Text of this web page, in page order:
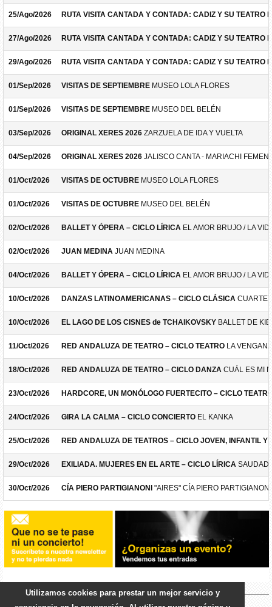
25/Ago/2026 RUTA VISITA CANTADA Y CONTADA: CADIZ Y SU TEATRO
27/Ago/2026 RUTA VISITA CANTADA Y CONTADA: CADIZ Y SU TEATRO
29/Ago/2026 RUTA VISITA CANTADA Y CONTADA: CADIZ Y SU TEATRO
01/Sep/2026 VISITAS DE SEPTIEMBRE MUSEO LOLA FLORES
01/Sep/2026 VISITAS DE SEPTIEMBRE MUSEO DEL BELÉN
03/Sep/2026 ORIGINAL XERES 2026 ZARZUELA DE IDA Y VUELTA
04/Sep/2026 ORIGINAL XERES 2026 JALISCO CANTA - MARIACHI
01/Oct/2026 VISITAS DE OCTUBRE MUSEO LOLA FLORES
01/Oct/2026 VISITAS DE OCTUBRE MUSEO DEL BELÉN
02/Oct/2026 BALLET Y ÓPERA – CICLO LÍRICA EL AMOR BRUJO / LA
02/Oct/2026 JUAN MEDINA JUAN MEDINA
04/Oct/2026 BALLET Y ÓPERA – CICLO LÍRICA EL AMOR BRUJO / LA
10/Oct/2026 DANZAS LATINOAMERICANAS – CICLO CLÁSICA
10/Oct/2026 EL LAGO DE LOS CISNES de TCHAIKOVSKY BALLET DE
11/Oct/2026 RED ANDALUZA DE TEATRO – CICLO TEATRO LA
18/Oct/2026 RED ANDALUZA DE TEATRO – CICLO DANZA CUÁL ES MI
23/Oct/2026 HARDCORE, UN MONÓLOGO FUERTECITO – CICLO
24/Oct/2026 GIRA LA CALMA – CICLO CONCIERTO EL KANKA
25/Oct/2026 RED ANDALUZA DE TEATROS – CICLO JOVEN, INFANTIL Y
29/Oct/2026 EXILIADA. MUJERES EN EL ARTE – CICLO LÍRICA
30/Oct/2026 CÍA PIERO PARTIGIANONI "AIRES" CÍA PIERO PARTIGIANONI
Utilizamos cookies para prestar un mejor servicio y